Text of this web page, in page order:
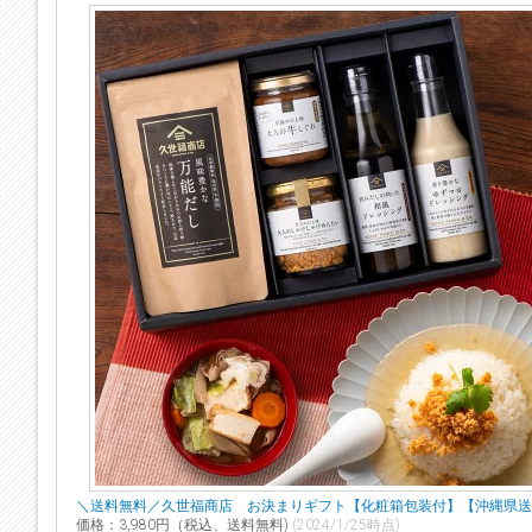
＼送料無料／久世福商店 お決まりギフト【化粧箱包装付】【沖縄県
価格：3,980円（税込、送料無料) (2024/1/25時点)